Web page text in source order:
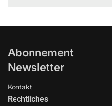
Abonnement
Newsletter
Kontakt
Rechtliches